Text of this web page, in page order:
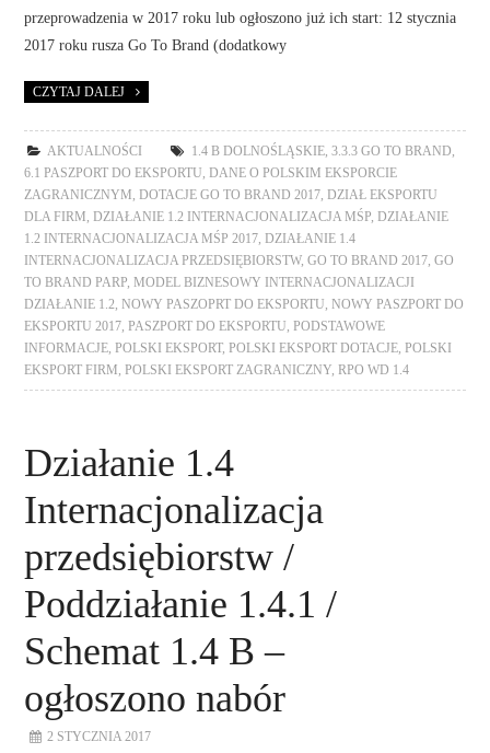
przeprowadzenia w 2017 roku lub ogłoszono już ich start: 12 stycznia
2017 roku rusza Go To Brand (dodatkowy
CZYTAJ DALEJ
AKTUALNOŚCI 1.4 B DOLNOŚLĄSKIE ,3.3.3 GO TO BRAND
6.1 PASZPORT DO EKSPORTU ,DANE O POLSKIM EKSPORCIE
ZAGRANICZNYM ,DOTACJE GO TO BRAND 2017 ,DZIAŁ EKSPORTU
DLA FIRM ,DZIAŁANIE 1.2 INTERNACJONALIZACJA MŚP ,DZIAŁANIE
1.2 INTERNACJONALIZACJA MŚP 2017 ,DZIAŁANIE 1.4
INTERNACJONALIZACJA PRZEDSIĘBIORSTW,GO TO BRAND 2017 ,GO
TO BRAND PARP ,MODEL BIZNESOWY INTERNACJONALIZACJI
DZIAŁANIE 1.2 ,NOWY PASZOPRT DO EKSPORTU ,NOWY PASZPORT DO
EKSPORTU 2017 ,PASZPORT DO EKSPORTU ,PODSTAWOWE
INFORMACJE ,POLSKI EKSPORT,POLSKI EKSPORT DOTACJE ,POLSKI
EKSPORT FIRM ,POLSKI EKSPORT ZAGRANICZNY ,RPO WD 1.4
Działanie 1.4
Internacjonalizacja
przedsiębiorstw /
Poddziałanie 1.4.1 /
Schemat 1.4 B –
ogłoszono nabór
2 STYCZNIA 2017